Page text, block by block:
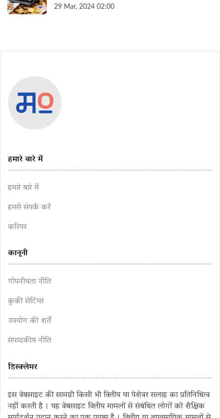
29 Mar, 2024 02:00
हमारे बारे में
हमारे बारे में
हमसे संपर्क करें
करियर
कानूनी
गोपनीयता नीति
कुकी सेटिंग्स
उपयोग की शर्तें
संपादकीय नीति
डिस्क्लेमर
इस वेबसाइट की सामग्री किसी भी वित्तीय या पेशेवर सलाह का प्रतिनिधित्व
नहीं करती है । यह वेबसाइट वित्तीय मामलों से संबंधित लोगों को शैक्षिक